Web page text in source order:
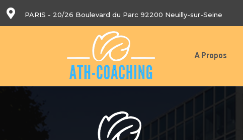
PARIS - 20/26 Boulevard du Parc 92200 Neuilly-sur-Seine
A Propos